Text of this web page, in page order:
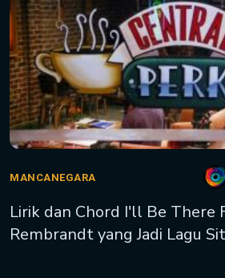
MANCANEGARA
Lirik dan Chord I'll Be There
Rembrandt yang Jadi Lagu